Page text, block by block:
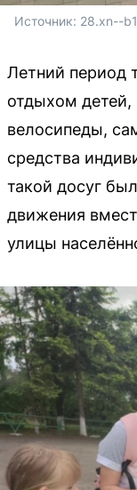
Источник: 28.xn--
Летний период
отдыхом детей,
велосипеды,
средства
такой досуг
движения
улицы